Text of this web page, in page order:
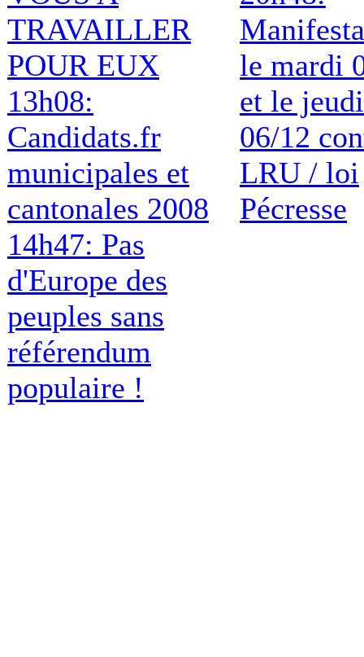
TRAVAILLER
POUR EUX
13h08:
Candidats.fr
municipales et
cantonales 2008
14h47: Pas
d'Europe des
peuples sans
référendum
populaire !
le mardi
et le jeudi
06/12
LRU / loi
Pécresse